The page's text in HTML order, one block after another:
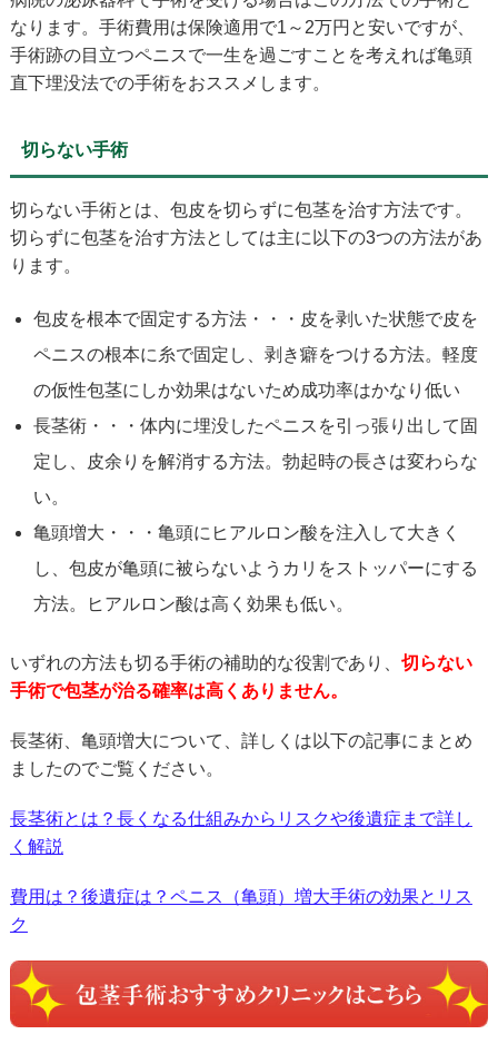
なります。手術費用は保険適用で1～2万円と安いですが、
手術跡の目立つペニスで一生を過ごすことを考えれば亀頭
直下埋没法での手術をおススメします。
切らない手術
切らない手術とは、包皮を切らずに包茎を治す方法です。
切らずに包茎を治す方法としては主に以下の3つの方法があ
ります。
包皮を根本で固定する方法・・・皮を剥いた状態で皮を
ペニスの根本に糸で固定し、剥き癖をつける方法。軽度
の仮性包茎にしか効果はないため成功率はかなり低い
長茎術・・・体内に埋没したペニスを引っ張り出して固
定し、皮余りを解消する方法。勃起時の長さは変わらな
い。
亀頭増大・・・亀頭にヒアルロン酸を注入して大きく
し、包皮が亀頭に被らないようカリをストッパーにする
方法。ヒアルロン酸は高く効果も低い。
いずれの方法も切る手術の補助的な役割であり、 切らない
手術で包茎が治る確率は高くありません。
長茎術、亀頭増大について、詳しくは以下の記事にまとめ
ましたのでご覧ください。
長茎術とは？長くなる仕組みからリスクや後遺症まで詳し
く解説
費用は？後遺症は？ペニス（亀頭）増大手術の効果とリス
ク